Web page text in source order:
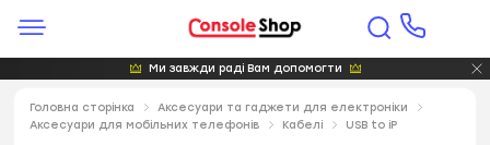
Ми завжди раді Вам допомогти
Головна сторінка
Аксесуари та гаджети для електроніки
Аксесуари для мобільних телефонів
Кабелі USB to iP